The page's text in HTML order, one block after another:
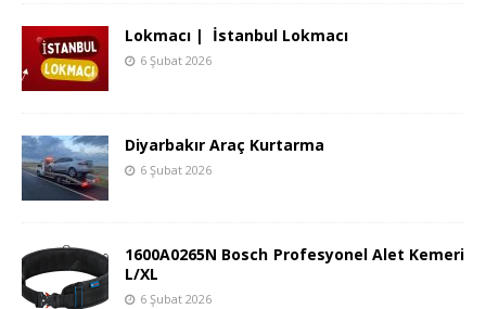
Lokmacı | İstanbul Lokmacı
6 Şubat 2026
Diyarbakır Araç Kurtarma
6 Şubat 2026
1600A0265N Bosch Profesyonel Alet Kemeri
L/XL
6 Şubat 2026